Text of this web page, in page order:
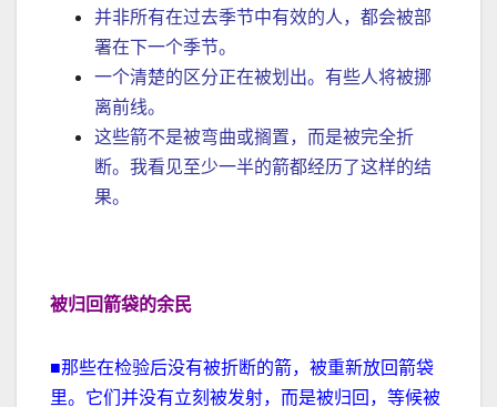
并非所有在过去季节中有效的人，都会被部
署在下一个季节。
一个清楚的区分正在被划出。有些人将被挪
离前线。
这些箭不是被弯曲或搁置，而是被完全折
断。我看见至少一半的箭都经历了这样的结
果。
被归回箭袋的余民
■那些在检验后没有被折断的箭，被重新放回箭袋
里。它们并没有立刻被发射，而是被归回，等候被